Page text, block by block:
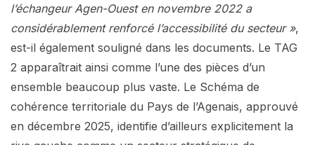
l’échangeur Agen-Ouest en novembre 2022 a
considérablement renforcé l’accessibilité du secteur »,
est-il également souligné dans les documents. Le TAG
2 apparaîtrait ainsi comme l’une des pièces d’un
ensemble beaucoup plus vaste. Le Schéma de
cohérence territoriale du Pays de l’Agenais, approuvé
en décembre 2025, identifie d’ailleurs explicitement la